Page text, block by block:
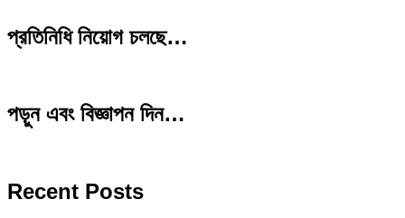
প্রতিনিধি নিয়োগ চলছে…
পড়ুন এবং বিজ্ঞাপন দিন…
Recent Posts